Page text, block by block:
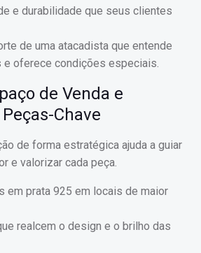
e durabilidade que seus clientes
de uma atacadista que entende
oferece condições especiais.
de Venda e
Chave
de forma estratégica ajuda a guiar
e valorizar cada peça.
em prata 925 em locais de maior
realcem o design e o brilho das